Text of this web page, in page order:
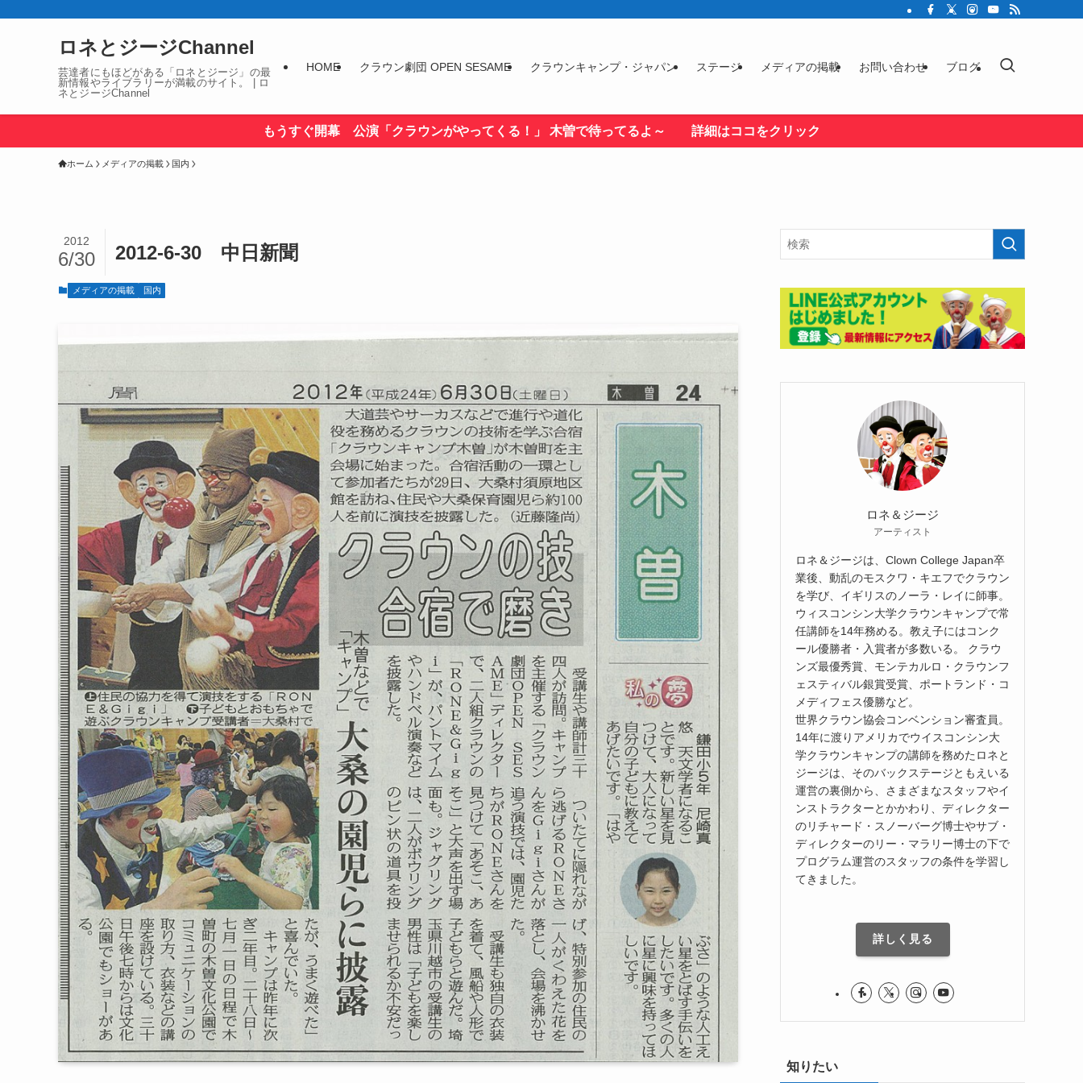
ロネとジージChannel
芸達者にもほどがある「ロネとジージ」の最
新情報やライブラリーが満載のサイト。 | ロ
ネとジージChannel
HOME クラウン劇団 OPEN SESAME クラウンキャンプ・ジャパン ステージ メディアの掲載 お問い合わせ ブログ
もうすぐ開幕 公演「クラウンがやってくる！」 木曽で待ってるよ～ 詳細はココをクリック
ホーム メディアの掲載 国内
2012-6-30 中日新聞
2012
6/30
メディアの掲載 国内
ロネ＆ジージ
アーティスト
ロネ＆ジージは、Clown College Japan卒
業後、動乱のモスクワ・キエフでクラウン
を学び、イギリスのノーラ・レイに師事。
ウィスコンシン大学クラウンキャンプで常
任講師を14年務める。教え子にはコンク
ール優勝者・入賞者が多数いる。 クラウ
ンズ最優秀賞、モンテカルロ・クラウンフ
ェスティバル銀賞受賞、ポートランド・コ
メディフェス優勝など。
世界クラウン協会コンベンション審査員。
14年に渡りアメリカでウイスコンシン大
学クラウンキャンプの講師を務めたロネと
ジージは、そのバックステージともえいる
運営の裏側から、さまざまなスタッフやイ
ンストラクターとかかわり、ディレクター
のリチャード・スノーバーグ博士やサブ・
ディレクターのリー・マラリー博士の下で
プログラム運営のスタッフの条件を学習し
てきました。
詳しく見る
知りたい